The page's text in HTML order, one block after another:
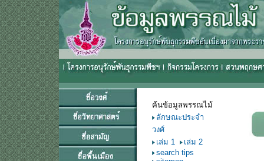
ค้นข้อมูลพรรณไม้
ลักษณะประจำ
วงศ์
เล่ม 1
เล่ม 2
search tips